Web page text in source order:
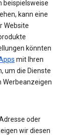
beispielsweise
kann eine
Website
könnten
mit Ihren
um die Dienste
Werbeanzeigen
oder
wir diesen